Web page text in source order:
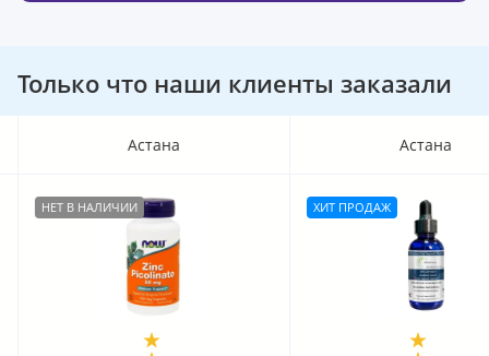
Только что наши клиенты заказали
Астана
НЕТ В НАЛИЧИИ
Астана
ХИТ ПРОДАЖ